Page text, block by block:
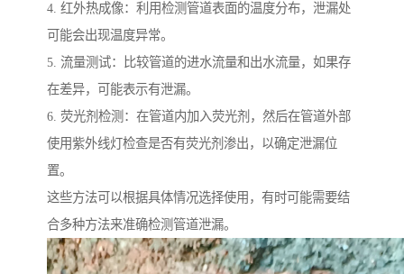
4. 红外热成像：利用检测管道表面的温度分布，泄漏处
可能会出现温度异常。
5. 流量测试：比较管道的进水流量和出水流量，如果存
在差异，可能表示有泄漏。
6. 荧光剂检测：在管道内加入荧光剂，然后在管道外部
使用紫外线灯检查是否有荧光剂渗出，以确定泄漏位
置。
这些方法可以根据具体情况选择使用，有时可能需要结
合多种方法来准确检测管道泄漏。